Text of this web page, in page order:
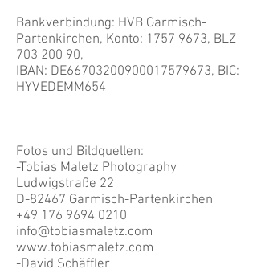
Bankverbindung: HVB Garmisch-
Partenkirchen, Konto: 1757 9673, BLZ
703 200 90,
IBAN: DE66703200900017579673, BIC:
HYVEDEMM654
Fotos und Bildquellen:
-Tobias Maletz Photography
Ludwigstraße 22
D-82467 Garmisch-Partenkirchen
+49 176 9694 0210
info@tobiasmaletz.com
www.tobiasmaletz.com
-David Schäffler